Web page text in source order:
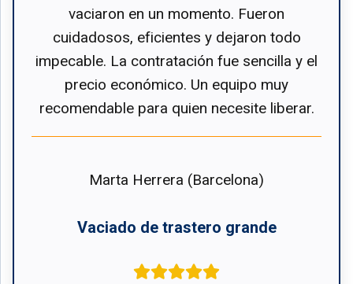
vaciaron en un momento. Fueron
cuidadosos, eficientes y dejaron todo
impecable. La contratación fue sencilla y el
precio económico. Un equipo muy
recomendable para quien necesite liberar.
Marta Herrera (Barcelona)
Vaciado de trastero grande